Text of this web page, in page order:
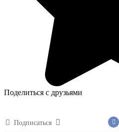
Поделиться с друзьями
Подписаться